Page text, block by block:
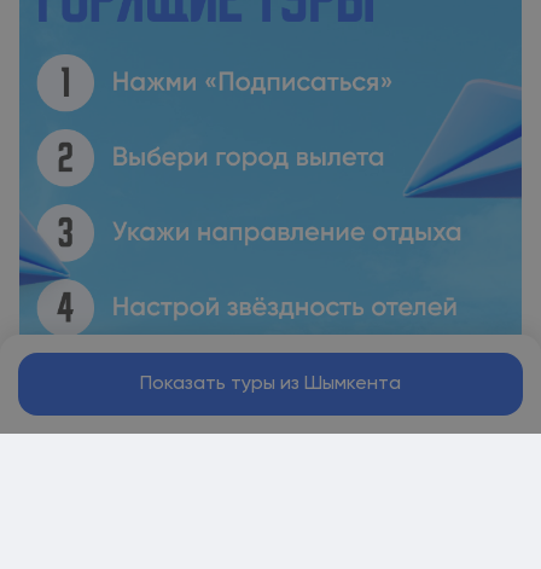
Показать туры из Шымкента